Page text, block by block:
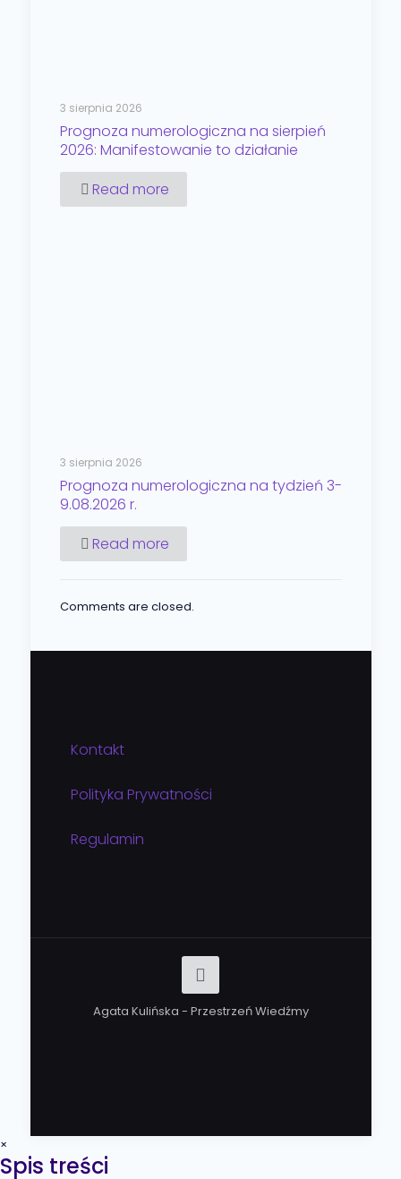
3 sierpnia 2026
Prognoza numerologiczna na sierpień
2026: Manifestowanie to działanie
Read more
3 sierpnia 2026
Prognoza numerologiczna na tydzień 3-
9.08.2026 r.
Read more
Comments are closed.
Kontakt
Polityka Prywatności
Regulamin
Agata Kulińska - Przestrzeń Wiedźmy
×
Spis treści